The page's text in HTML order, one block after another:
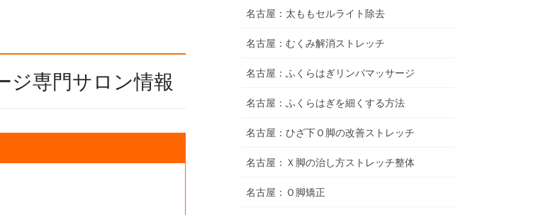
ジ専門サロン情報
名古屋：太ももセルライト除去
名古屋：むくみ解消ストレッチ
名古屋：ふくらはぎリンパマッサージ
名古屋：ふくらはぎを細くする方法
名古屋：ひざ下Ｏ脚の改善ストレッチ
名古屋：Ｘ脚の治し方ストレッチ整体
名古屋：Ｏ脚矯正